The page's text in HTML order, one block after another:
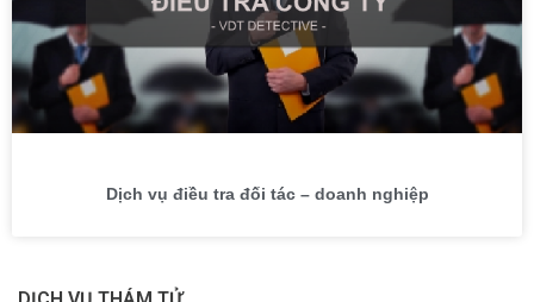
Dịch vụ điều tra đối tác – doanh nghiệp